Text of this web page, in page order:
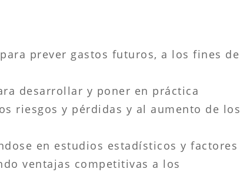
prever gastos futuros, a los fines de
desarrollar y poner en práctica
riesgos y pérdidas y al aumento de los
en estudios estadísticos y factores
ventajas competitivas a los